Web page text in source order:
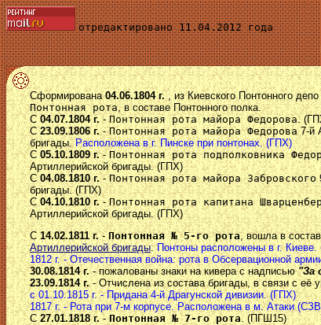
отредактировано 11.04.2012 года
Сформирована04.06.1804 г., из Киевского Понтонного
Понтонная рота, в составе Понтонного полка.
С04.07.1804 г.-Понтонная рота майора Федорова.
С23.09.1806 г.-Понтонная рота майора Федорова7-й
бригады.Расположена в г. Пинске при понтонах. (ГПХ)
С05.10.1809 г.-Понтонная рота подполковника
Артиллерийской бригады. (ГПХ)
С04.08.1810 г.-Понтонная рота майора Забровского
бригады. (ГПХ)
С04.10.1810 г.-Понтонная рота капитана
Артиллерийской бригады. (ГПХ)
С14.02.1811 г.-Понтонная № 5-го рота, вошла в
Артиллерийской бригады.Понтоны расположены в г.
1812 г. - Отечественная война: рота в Обсервационной
30.08.1814 г.- пожалованы знаки на кивера с надписью"За
23.09.1814 г.- Отчислена из состава бригады, в связи с её
с 01.10.1815 г. - Придана 4-й Драгунской дивизии. (ГПХ)
1817 г. - Рота при 7-м корпусе. Расположена в м. Атаки
С27.01.1818 г.-Понтонная № 7-го рота. (ПГШ15)